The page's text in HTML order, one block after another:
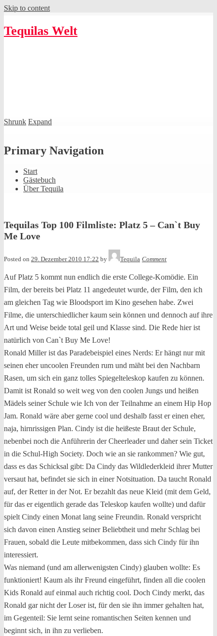
Skip to content
Tequilas Welt
Shrunk Expand
Primary Navigation
Start
Gästebuch
Über Tequila
Tequilas Top 100 Filmliste: Platz 5 – Can`t Buy
Me Love
Posted on 29. Dezember 2010 17:22 by Tequila Comment
Auf Platz 5 kommt nun endlich die erste College-Komödie. Ein
Film, der bereits bei Platz 11 angedeutet wurde, der Film, den ich
am gleichen Tag wie Bloodsport im Kino gesehen habe. Zwei
Filme, die unterschiedlicher kaum sein können und dennoch auf ihre
Art und Weise beide total geil und Klasse sind. Die Rede hier ist
natürlich von Can`t Buy Me Love!
Ronald Miller ist das Paradebeispiel eines Nerds: Er hängt nur mit
seinen eher uncoolen Freunden rum und mäht bei den Nachbarn
Rasen, um sich ein ganz tolles Spiegelteleskop kaufen zu können.
Damit ist Ronald so weit weg von den coolen Jungs und heißen
Mädels seiner Schule wie Ich von der Teilnahme an einem Hip Hop
Jam. Ronald wäre aber gerne cool und deshalb fasst er einen eher,
naja, hirnrissigen Plan. Cindy ist die heißeste Braut der Schule,
nebenbei noch die Anführerin der Cheerleader und daher sein Ticket
in die Schul-High Society. Doch wie an sie rankommen? Wie gut,
dass es das Schicksal gibt: Da Cindy das Wildlederkleid ihrer Mutter
versaut hat, befindet sie sich in einer Notsituation. Da taucht Ronald
auf, der Retter in der Not. Er bezahlt das neue Kleid (mit dem Geld,
für das er eigentlich gerade das Teleskop kaufen wollte) und dafür
spielt Cindy einen Monat lang seine Freundin. Ronald verspricht
sich davon einen Anstieg seiner Beliebtheit und mehr Schlag bei
Frauen, sobald die Leute mitbekommen, dass sich Cindy für ihn
interessiert.
Was niemand (und am allerwenigsten Cindy) glauben wollte: Es
funktioniert! Kaum als ihr Freund eingeführt, finden all die coolen
Kids Ronald auf einmal auch richtig cool. Doch Cindy merkt, das
Ronald gar nicht der Loser ist, für den sie ihn immer gehalten hat,
im Gegenteil: Sie lernt seine romantischen Seiten kennen und
beginnt sich, in ihn zu verlieben.